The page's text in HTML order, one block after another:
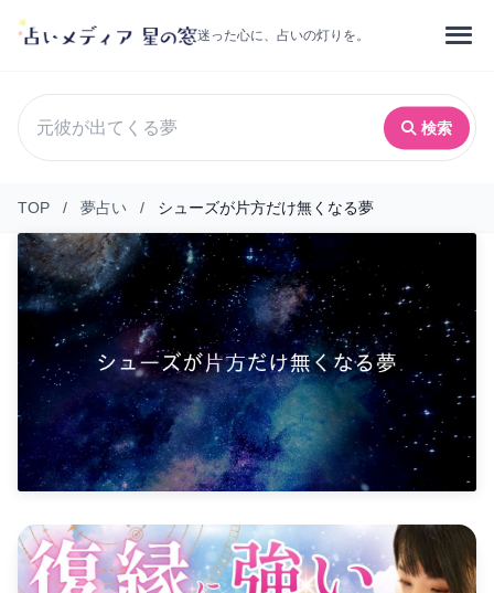
迷った心に、占いの灯りを。
検索
TOP / 夢占い / シューズが片方だけ無くなる夢